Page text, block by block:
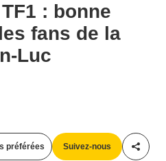
: bonne
fans de la
Luc
préférées Suivez-nous